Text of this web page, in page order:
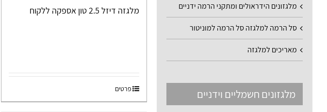
מלגזה דיזל 2.5 טון אספקה ללקוח
פרטים
מלגזונים הידראולים ומתקני הרמה ידניים
סל הרמה למלגזה סל הרמה למוניטור
מאריכים למלגזה
מלגזונים חשמליים וידניים